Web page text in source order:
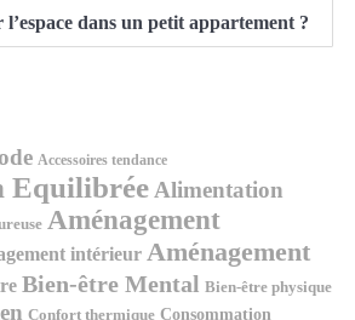
dans un petit appartement ?
Accessoires tendance
Equilibrée Alimentation
Aménagement
intérieur Aménagement
Bien-être Mental Bien-être physique
Confort thermique Consommation